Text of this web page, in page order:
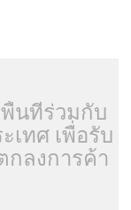
นที่ร่วมกับ
เทศ เพื่อรับ
กลงการค้า